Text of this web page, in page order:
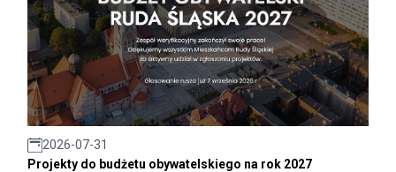
2026-07-31
Projekty do budżetu obywatelskiego na rok 2027